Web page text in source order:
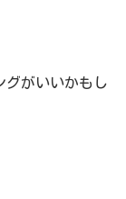
グがいいかもし